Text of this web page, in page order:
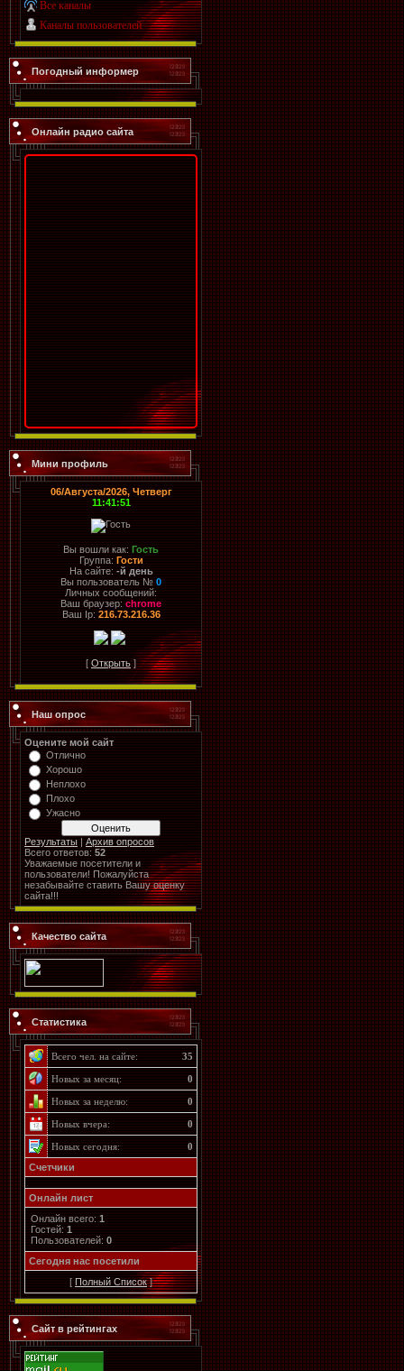
Все каналы
Каналы пользователей
Погодный информер
Онлайн радио сайта
Мини профиль
06/Августа/2026, Четверг
11:41:51
Вы вошли как: Гость
Группа: Гости
На сайте: -й день
Вы пользователь № 0
Личных сообщений:
Ваш браузер: chrome
Ваш Ip:216.73.216.36
[ Открыть]
Наш опрос
Оцените мой сайт
Отлично
Хорошо
Неплохо
Плохо
Ужасно
Результаты
Архив опросов
Всего ответов: 52
Уважаемые посетители и
пользователи! Пожалуйста
незабывайте ставить Вашу оценку
сайта!!!
Качество сайта
Статистика
Всего чел. на сайте: 35
Новых за месяц: 0
Новых за неделю: 0
Новых вчера: 0
Новых сегодня:
0
Счетчики
Онлайн лист
Онлайн всего: 1
Гостей: 1
Пользователей: 0
Cегодня нас посетили
[ Полный Список]
Сайт в рейтингах